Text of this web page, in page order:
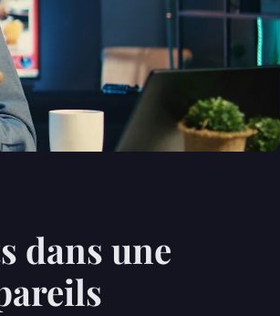
dans une